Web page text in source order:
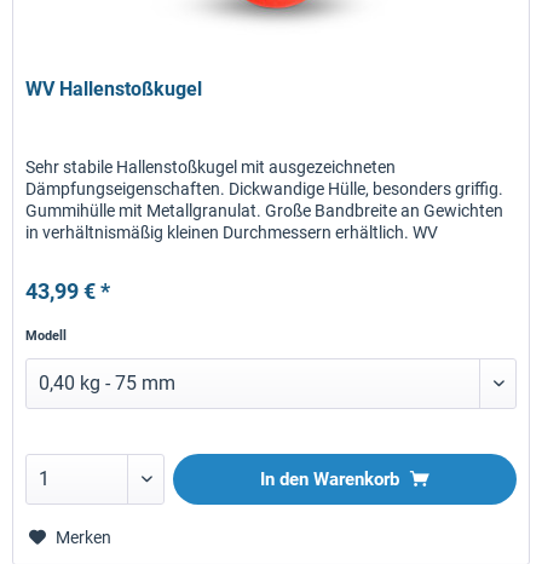
WV Hallenstoßkugel
Sehr stabile Hallenstoßkugel mit ausgezeichneten
Dämpfungseigenschaften. Dickwandige Hülle, besonders griffig.
Gummihülle mit Metallgranulat. Große Bandbreite an Gewichten
in verhältnismäßig kleinen Durchmessern erhältlich. WV
43,99 € *
Modell
In den Warenkorb
Merken